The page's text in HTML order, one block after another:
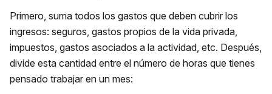
Primero, suma todos los gastos que deben cubrir los
ingresos: seguros, gastos propios de la vida privada,
impuestos, gastos asociados a la actividad, etc. Después,
divide esta cantidad entre el número de horas que tienes
pensado trabajar en un mes: